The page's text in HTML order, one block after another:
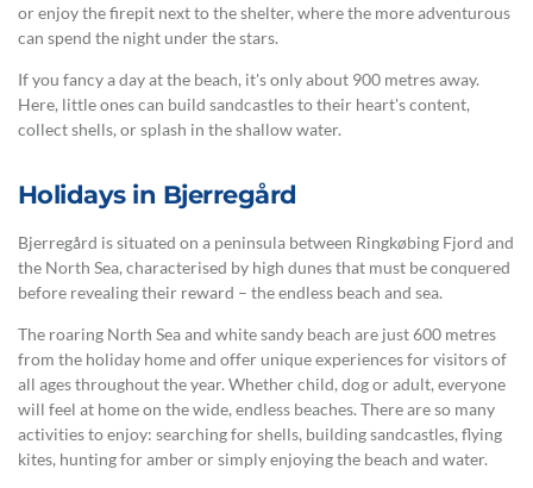
or enjoy the firepit next to the shelter, where the more adventurous
can spend the night under the stars.
If you fancy a day at the beach, it's only about 900 metres away.
Here, little ones can build sandcastles to their heart's content,
collect shells, or splash in the shallow water.
Holidays in Bjerregård
Bjerregård is situated on a peninsula between Ringkøbing Fjord and
the North Sea, characterised by high dunes that must be conquered
before revealing their reward – the endless beach and sea.
The roaring North Sea and white sandy beach are just 600 metres
from the holiday home and offer unique experiences for visitors of
all ages throughout the year. Whether child, dog or adult, everyone
will feel at home on the wide, endless beaches. There are so many
activities to enjoy: searching for shells, building sandcastles, flying
kites, hunting for amber or simply enjoying the beach and water.